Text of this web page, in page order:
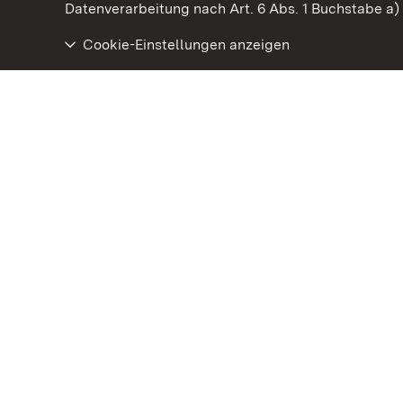
Datenverarbeitung nach Art. 6 Abs. 1 Buchstabe a)
Cookie-Einstellungen anzeigen